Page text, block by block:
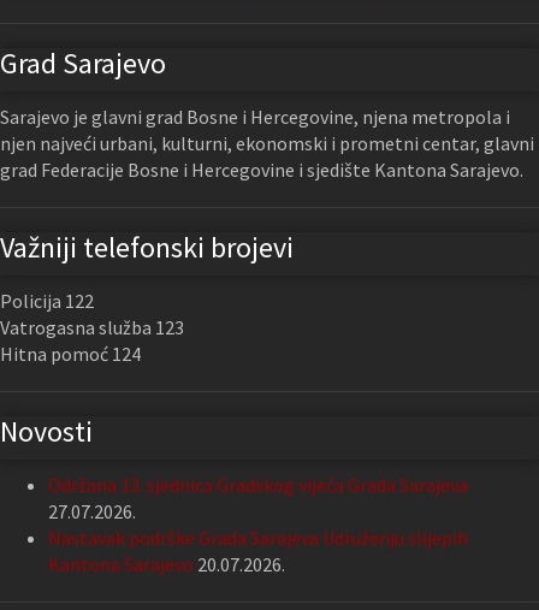
Grad Sarajevo
Sarajevo je glavni grad Bosne i Hercegovine, njena metropola i
njen najveći urbani, kulturni, ekonomski i prometni centar, glavni
grad Federacije Bosne i Hercegovine i sjedište Kantona Sarajevo.
Važniji telefonski brojevi
Policija 122
Vatrogasna služba 123
Hitna pomoć 124
Novosti
Održana 13. sjednica Gradskog vijeća Grada Sarajeva
27.07.2026.
Nastavak podrške Grada Sarajeva Udruženju slijepih
Kantona Sarajevo 20.07.2026.